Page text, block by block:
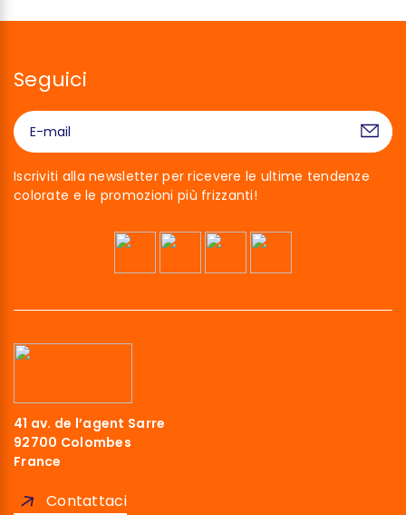
Seguici
Iscriviti alla newsletter per ricevere le ultime tendenze
colorate e le promozioni più frizzanti!
41 av. de l’agent Sarre
92700 Colombes
France
Contattaci